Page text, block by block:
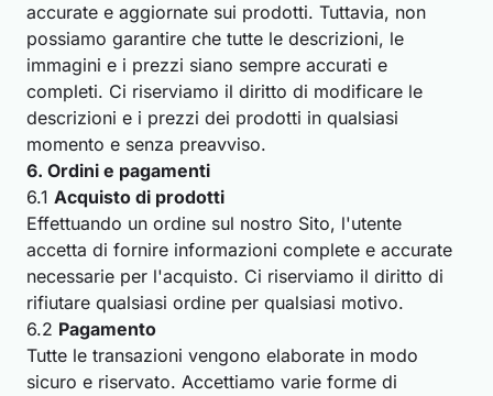
accurate e aggiornate sui prodotti. Tuttavia, non
possiamo garantire che tutte le descrizioni, le
immagini e i prezzi siano sempre accurati e
completi. Ci riserviamo il diritto di modificare le
descrizioni e i prezzi dei prodotti in qualsiasi
momento e senza preavviso.
6. Ordini e pagamenti
6.1 Acquisto di prodotti
Effettuando un ordine sul nostro Sito, l'utente
accetta di fornire informazioni complete e accurate
necessarie per l'acquisto. Ci riserviamo il diritto di
rifiutare qualsiasi ordine per qualsiasi motivo.
6.2 Pagamento
Tutte le transazioni vengono elaborate in modo
sicuro e riservato. Accettiamo varie forme di